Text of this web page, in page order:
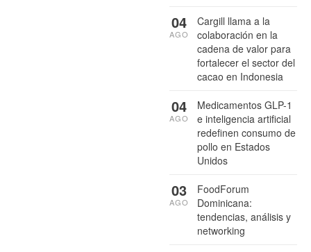
Cargill llama a la
colaboración en la
cadena de valor para
fortalecer el sector del
cacao en Indonesia
04
AGO
Medicamentos GLP-1
e inteligencia artificial
redefinen consumo de
pollo en Estados
Unidos
04
AGO
FoodForum
Dominicana:
tendencias, análisis y
networking
03
AGO